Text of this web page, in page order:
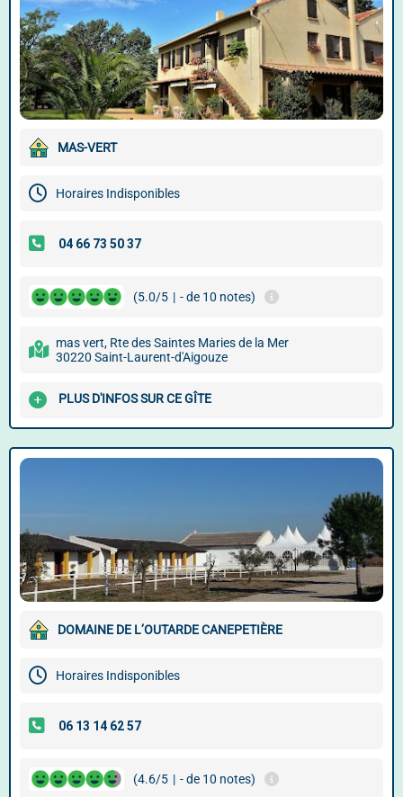
MAS-VERT
Horaires Indisponibles
(5.0/5 | - de 10 notes)
mas vert, Rte des Saintes Maries de la Mer
30220 Saint-Laurent-d'Aigouze
PLUS D'INFOS SUR CE GÎTE
DOMAINE DE L’OUTARDE CANEPETIÈRE
Horaires Indisponibles
(4.6/5 | - de 10 notes)